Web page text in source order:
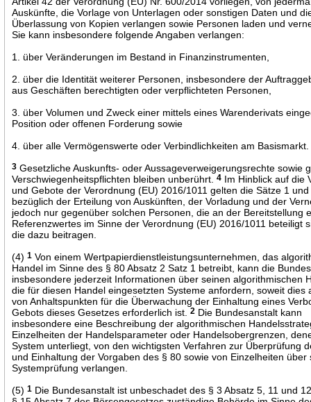
Auskünfte, die Vorlage von Unterlagen oder sonstigen Daten und
Überlassung von Kopien verlangen sowie Personen laden und
Sie kann insbesondere folgende Angaben verlangen:
1. über Veränderungen im Bestand in Finanzinstrumenten,
2. über die Identität weiterer Personen, insbesondere der
aus Geschäften berechtigten oder verpflichteten Personen,
3. über Volumen und Zweck einer mittels eines Warenderivats
Position oder offenen Forderung sowie
4. über alle Vermögenswerte oder Verbindlichkeiten am Basismarkt.
3 Gesetzliche Auskunfts- oder Aussageverweigerungsrechte sowie
Verschwiegenheitspflichten bleiben unberührt.4 Im Hinblick auf die
und Gebote der Verordnung (EU) 2016/1011 gelten die Sätze 1
bezüglich der Erteilung von Auskünften, der Vorladung und der
jedoch nur gegenüber solchen Personen, die an der Bereitstellung
Referenzwertes im Sinne der Verordnung (EU) 2016/1011 beteiligt
die dazu beitragen.
(4)1 Von einem Wertpapierdienstleistungsunternehmen, das
Handel im Sinne des § 80 Absatz 2 Satz 1 betreibt, kann die
insbesondere jederzeit Informationen über seinen algorithmischen
die für diesen Handel eingesetzten Systeme anfordern, soweit dies
von Anhaltspunkten für die Überwachung der Einhaltung eines
Gebots dieses Gesetzes erforderlich ist.2 Die Bundesanstalt kann
insbesondere eine Beschreibung der algorithmischen
Einzelheiten der Handelsparameter oder Handelsobergrenzen,
System unterliegt, von den wichtigsten Verfahren zur Überprüfung
und Einhaltung der Vorgaben des § 80 sowie von Einzelheiten über
Systemprüfung verlangen.
(5)1 Die Bundesanstalt ist unbeschadet des § 3 Absatz 5, 11 und